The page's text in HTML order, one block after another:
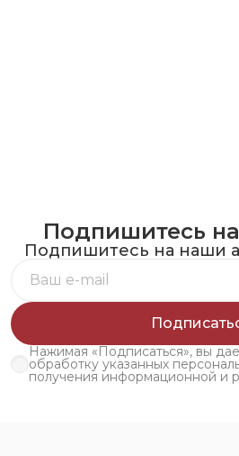
Подпишитесь
Подпишитесь на наши
Нажимая «Подписаться», вы
обработку указанных
получения информационной и